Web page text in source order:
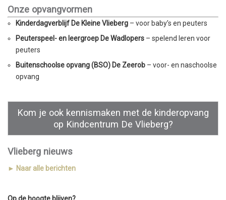
Onze opvangvormen
Kinderdagverblijf De Kleine Vlieberg – voor baby’s en peuters
Peuterspeel- en leergroep De Wadlopers – spelend leren voor
peuters
Buitenschoolse opvang (BSO) De Zeerob – voor- en naschoolse
opvang
Kom je ook kennismaken met de kinderopvang
op Kindcentrum De Vlieberg?
Vlieberg nieuws
► Naar alle berichten